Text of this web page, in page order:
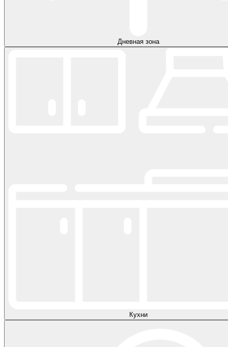
Дневная зона
Кухни